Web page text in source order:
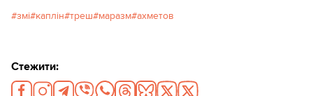
змі каплін треш маразм ахметов
Стежити: